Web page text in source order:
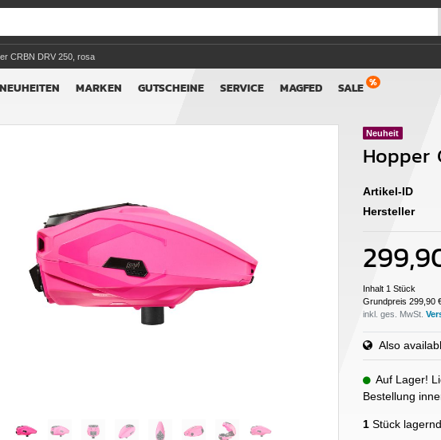
CRBN DRV 250, rosa
NEUHEITEN MARKEN GUTSCHEINE SERVICE MAGFED SALE
Neuheit
Hopper
Artikel-ID
Hersteller
Inhalt 1 Stück
Grundpreis 299,90
inkl. ges. MwSt.
Also
Auf Lager!
Bestellung
1 Stück lagernd